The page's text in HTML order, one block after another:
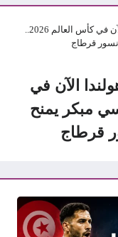
بث مباشر مباراة تونس ضد هولندا الآن في كأس العالم 2026..
قرطاج
الآن في
عكسي مبكر يمنح
قرطاج